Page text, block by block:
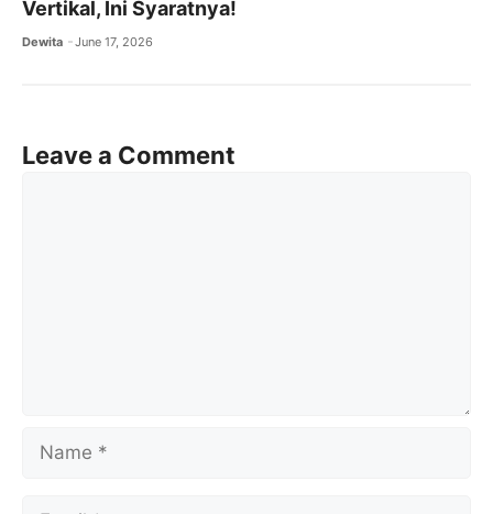
Vertikal, Ini Syaratnya!
Dewita June 17, 2026
Leave a Comment